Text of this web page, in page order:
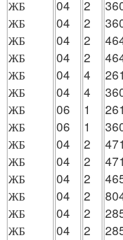
ЖБ
ЖБ
ЖБ
ЖБ
ЖБ
ЖБ
ЖБ
ЖБ
ЖБ
ЖБ
ЖБ
ЖБ
ЖБ
ЖБ
04
04
04
04
04
04
06
06
04
04
04
04
04
04
2
2
2
2
4
4
1
1
2
2
2
2
2
2
261
261
471
471